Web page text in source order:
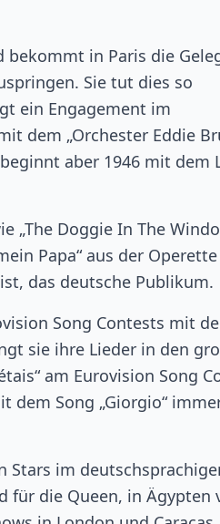
in Paris die
Sie tut dies so
ein Engagement im
dem „Orchester Eddie
aber 1946 mit dem
„The Doggie In The
Papa“ aus der Operette
das deutsche Publikum.
Song Contests mit
sie ihre Lieder in den
am Eurovision Song
dem Song „Giorgio“
Stars im
für die Queen, in Ägypten